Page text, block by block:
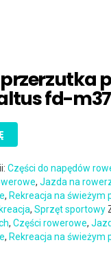
fd-
Części do napędów
, Jazda na
, Rekreacja na świeżym
, Sprzęt sportowy
, Części rowerowe,
, Rekreacja na świeżym